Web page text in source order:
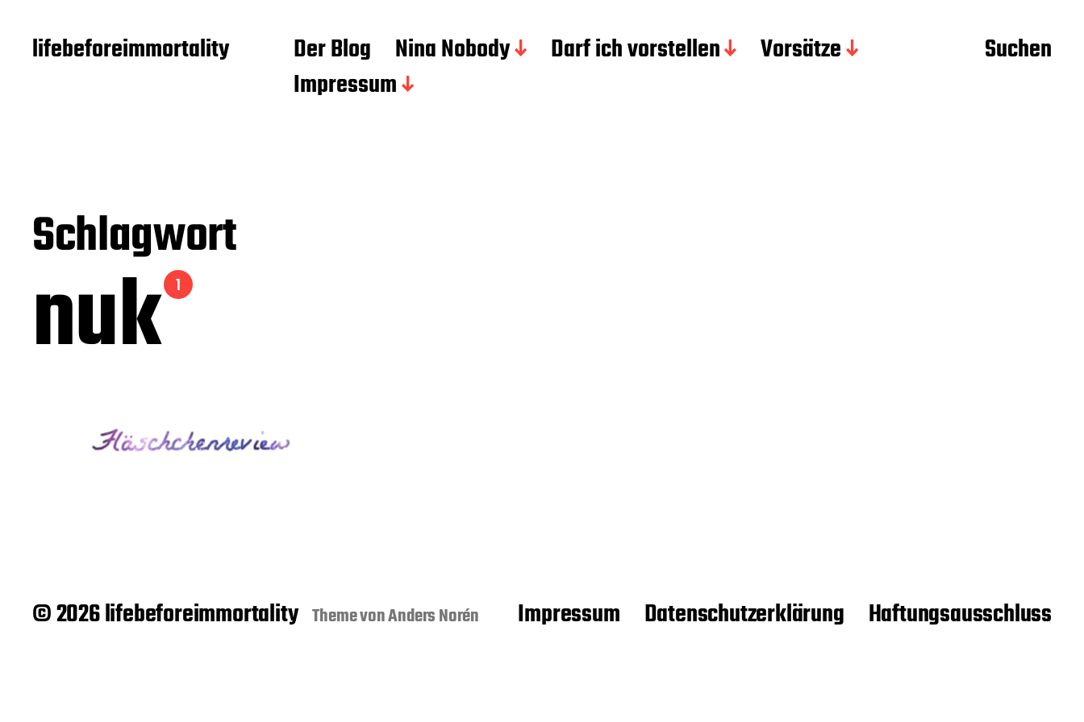
lifebeforeimmortality Der Blog Nina Nobody Darf ich vorstellen
Vorsätze
Impressum
Suchen
Schlagwort
nuk1
© 2026 lifebeforeimmortality Theme vonAnders Norén Impressum Datenschutzerklärung Haftungsausschluss